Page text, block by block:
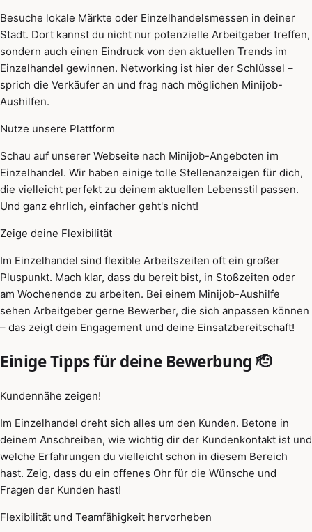
Besuche lokale Märkte oder Einzelhandelsmessen in deiner
Stadt. Dort kannst du nicht nur potenzielle Arbeitgeber treffen,
sondern auch einen Eindruck von den aktuellen Trends im
Einzelhandel gewinnen. Networking ist hier der Schlüssel –
sprich die Verkäufer an und frag nach möglichen Minijob-
Aushilfen.
Nutze unsere Plattform
Schau auf unserer Webseite nach Minijob-Angeboten im
Einzelhandel. Wir haben einige tolle Stellenanzeigen für dich,
die vielleicht perfekt zu deinem aktuellen Lebensstil passen.
Und ganz ehrlich, einfacher geht's nicht!
Zeige deine Flexibilität
Im Einzelhandel sind flexible Arbeitszeiten oft ein großer
Pluspunkt. Mach klar, dass du bereit bist, in Stoßzeiten oder
am Wochenende zu arbeiten. Bei einem Minijob-Aushilfe
sehen Arbeitgeber gerne Bewerber, die sich anpassen können
– das zeigt dein Engagement und deine Einsatzbereitschaft!
Einige Tipps für deine Bewerbung 🫡
Kundennähe zeigen!
Im Einzelhandel dreht sich alles um den Kunden. Betone in
deinem Anschreiben, wie wichtig dir der Kundenkontakt ist und
welche Erfahrungen du vielleicht schon in diesem Bereich
hast. Zeig, dass du ein offenes Ohr für die Wünsche und
Fragen der Kunden hast!
Flexibilität und Teamfähigkeit hervorheben